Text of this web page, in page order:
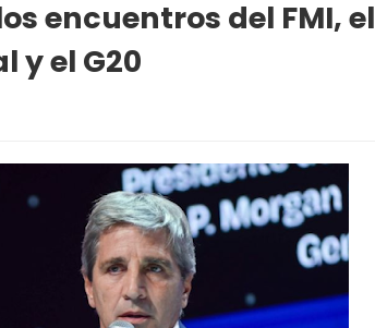
encuentros del FMI, el
y el G20